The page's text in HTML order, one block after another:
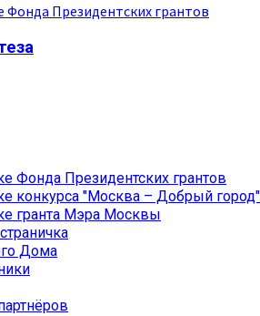
Фонда Президентских грантов
Фонда Президентских грантов
конкурса "Москва – Добрый город"
гранта Мэра Москвы
Дома